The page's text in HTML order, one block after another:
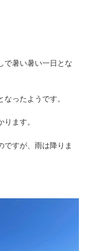
で暑い暑い一日とな
ったようです。
ます。
ですが、雨は降りま